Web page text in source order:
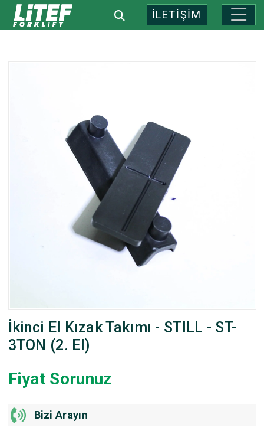
İLETİŞİM
İkinci El Kızak Takımı - STILL - ST-
3TON (2. El)
Fiyat Sorunuz
Bizi Arayın